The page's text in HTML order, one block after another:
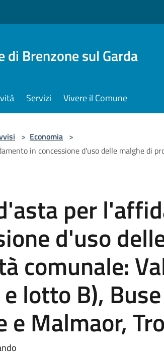
di Brenzone sul Garda
Servizi Vivere il Comune
> Economia >
in concessione d'uso delle malghe di
per
d'uso
comunale:
lotto B),
e Malmaor,